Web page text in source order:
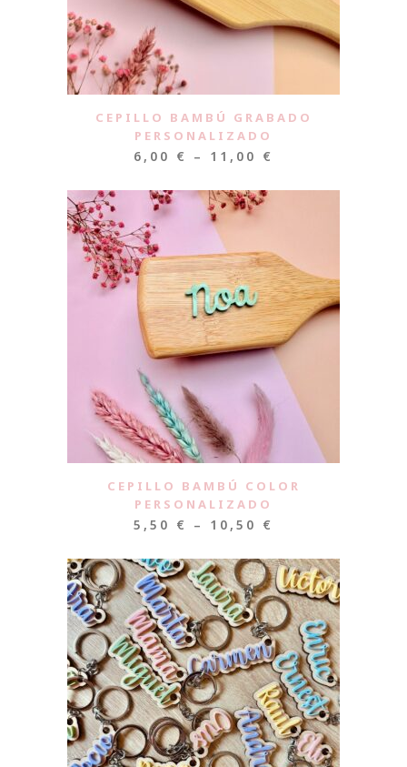
CEPILLO BAMBÚ GRABADO
PERSONALIZADO
6,00 € – 11,00 €
CEPILLO BAMBÚ COLOR
PERSONALIZADO
5,50 € – 10,50 €